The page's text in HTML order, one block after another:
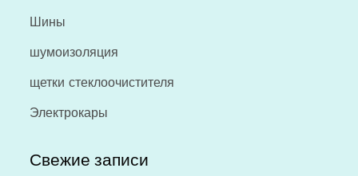
Шины
шумоизоляция
щетки стеклоочистителя
Электрокары
Свежие записи